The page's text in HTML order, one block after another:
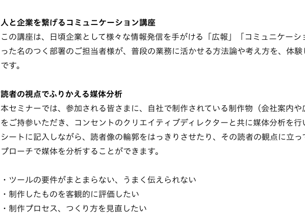
人と企業を繋げるコミュニケーション講座
この講座は、日頃企業として様々な情報発信を手がける「広報」「コミュニケーシ
った名のつく部署のご担当者様が、普段の業務に活かせる方法論や考え方を、体
です。
読者の視点でふりかえる媒体分析
本セミナーでは、参加される皆さまに、自社で制作されている制作物（会社案内や
をご持参いただき、コンセントのクリエイティブディレクターと共に媒体分析を行
シートに記入しながら、読者像の輪郭をはっきりさせたり、その読者の観点に立っ
プローチで媒体を分析することができます。
・ツールの要件がまとまらない、うまく伝えられない
・制作したものを客観的に評価したい
・制作プロセス、つくり方を見直したい